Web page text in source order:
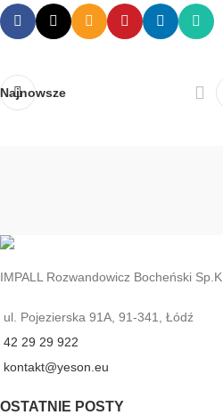
Najnowsze
IMPALL Rozwandowicz Bocheński Sp.K.
ul. Pojezierska 91A, 91-341, Łódź
42 29 29 922
kontakt@yeson.eu
OSTATNIE POSTY